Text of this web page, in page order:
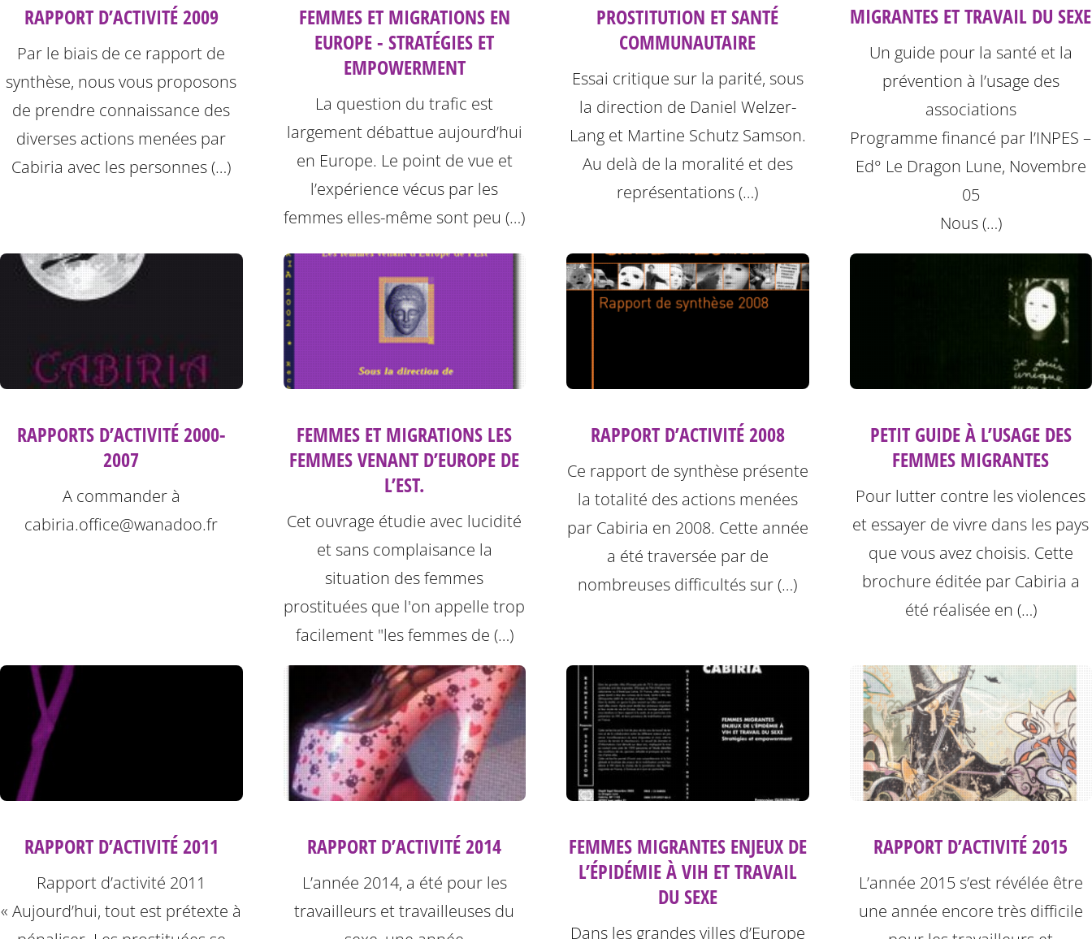
RAPPORT D’ACTIVITÉ 2009
Par le biais de ce rapport de
synthèse, nous vous proposons
de prendre connaissance des
diverses actions menées par
Cabiria avec les personnes (…)
FEMMES ET MIGRATIONS EN
EUROPE - STRATÉGIES ET
EMPOWERMENT
La question du trafic est
largement débattue aujourd’hui
en Europe. Le point de vue et
l’expérience vécus par les
femmes elles-même sont peu (…)
PROSTITUTION ET SANTÉ
COMMUNAUTAIRE
Essai critique sur la parité, sous
la direction de Daniel Welzer-
Lang et Martine Schutz Samson.
Au delà de la moralité et des
représentations (…)
MIGRANTES ET TRAVAIL DU SEXE
Un guide pour la santé et la
prévention à l’usage des
associations
Programme financé par l’INPES –
Ed° Le Dragon Lune, Novembre
05
Nous (…)
RAPPORTS D’ACTIVITÉ 2000-
2007
A commander à
cabiria.office@wanadoo.fr
FEMMES ET MIGRATIONS LES
FEMMES VENANT D’EUROPE DE
L’EST.
Cet ouvrage étudie avec lucidité
et sans complaisance la
situation des femmes
prostituées que l'on appelle trop
facilement "les femmes de (…)
RAPPORT D’ACTIVITÉ 2008
Ce rapport de synthèse présente
la totalité des actions menées
par Cabiria en 2008. Cette année
a été traversée par de
nombreuses difficultés sur (…)
PETIT GUIDE À L’USAGE DES
FEMMES MIGRANTES
Pour lutter contre les violences
et essayer de vivre dans les pays
que vous avez choisis. Cette
brochure éditée par Cabiria a
été réalisée en (…)
RAPPORT D’ACTIVITÉ 2011
Rapport d’activité 2011
« Aujourd’hui, tout est prétexte à
RAPPORT D’ACTIVITÉ 2014
L’année 2014, a été pour les
travailleurs et travailleuses du
FEMMES MIGRANTES ENJEUX DE
L’ÉPIDÉMIE À VIH ET TRAVAIL
DU SEXE
Dans les grandes villes d’Europe
RAPPORT D’ACTIVITÉ 2015
L’année 2015 s’est révélée être
une année encore très difficile